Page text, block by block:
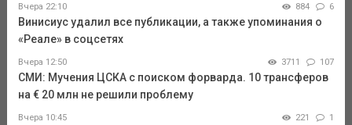
Вчера 22:10 884 6
Винисиус удалил все публикации, а также упоминания о
«Реале» в соцсетях
Вчера 12:50 3711 107
СМИ: Мучения ЦСКА с поиском форварда. 10 трансферов
на € 20 млн не решили проблему
Вчера 10:45 221 1